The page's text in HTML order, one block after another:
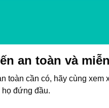
an toàn và
toàn cần có, hãy cùng xem
đứng đầu.